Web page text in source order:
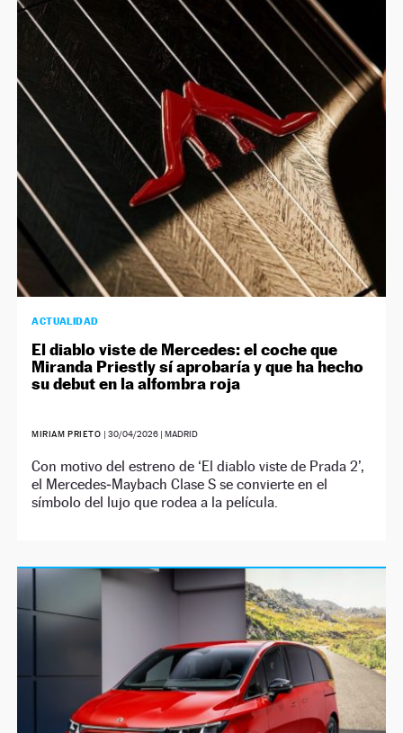
ACTUALIDAD
El diablo viste de Mercedes: el coche que
Miranda Priestly sí aprobaría y que ha hecho
su debut en la alfombra roja
MIRIAM PRIETO | 30/04/2026| MADRID
Con motivo del estreno de ‘El diablo viste de Prada 2’,
el Mercedes‑Maybach Clase S se convierte en el
símbolo del lujo que rodea a la película.